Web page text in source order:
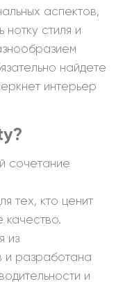
аспектов,
стиля и
найдете
интерьер
сочетание
тех, кто ценит
качество.
из
и разработана
и